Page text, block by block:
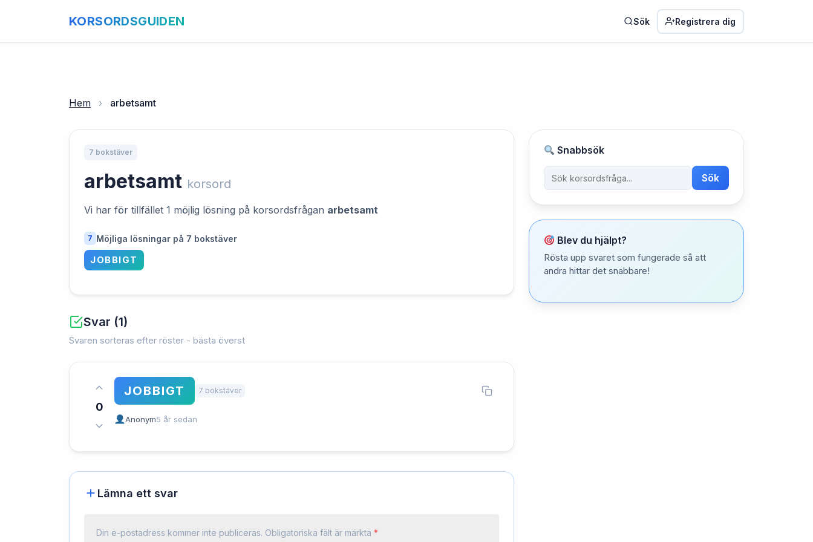
KORSORDSGUIDEN Sök Registrera dig
Hem › arbetsamt
7 bokstäver
arbetsamt korsord
Vi har för tillfället 1 möjlig lösning på korsordsfrågan arbetsamt
7 Möjliga lösningar på 7 bokstäver
JOBBIGT
Svar (1)
Svaren sorteras efter röster - bästa överst
0
JOBBIGT 7 bokstäver
Anonym5 år sedan
Lämna ett svar
Din e-postadress kommer inte publiceras. Obligatoriska fält är märkta *
Snabbsök
Sök
Blev du hjälpt?
Rösta upp svaret som fungerade så att
andra hittar det snabbare!